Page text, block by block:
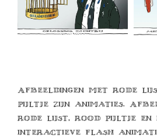
Afbeeldingen met rode
pijltje zijn animaties.
rode lijst, rood pijltje en
interactieve flash